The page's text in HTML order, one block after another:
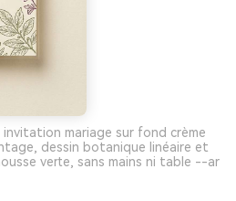
mariage sur fond crème
dessin botanique linéaire et
verte, sans mains ni table --ar